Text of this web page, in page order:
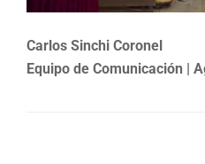
Carlos Sinchi Coronel
Equipo de Comunicación |